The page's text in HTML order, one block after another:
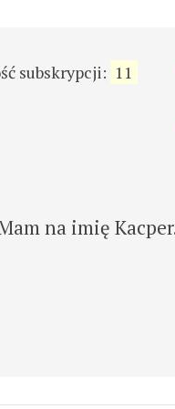
subskrypcji: 11
na imię